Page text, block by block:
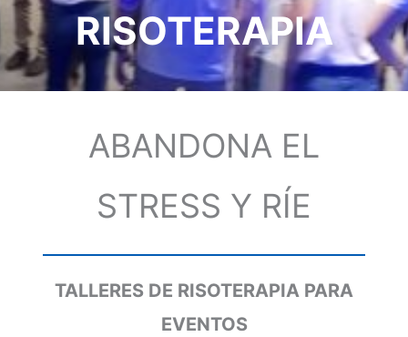
RISOTERAPIA
ABANDONA EL
STRESS Y RÍE
TALLERES DE RISOTERAPIA PARA
EVENTOS